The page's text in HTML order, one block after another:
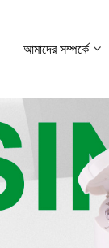
আমাদের সম্পর্কে